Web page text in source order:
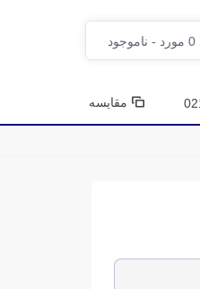
0 مورد - ناموجود
مقایسه